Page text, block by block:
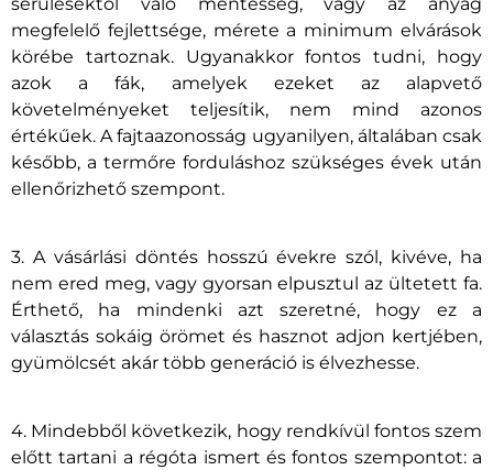
megfelelő fejlettsége, mérete a minimum elvárások
körébe tartoznak. Ugyanakkor fontos tudni, hogy
azok a fák, amelyek ezeket az alapvető
követelményeket teljesítik, nem mind azonos
értékűek. A fajtaazonosság ugyanilyen, általában csak
később, a termőre forduláshoz szükséges évek után
ellenőrizhető szempont.
3. A vásárlási döntés hosszú évekre szól, kivéve, ha
nem ered meg, vagy gyorsan elpusztul az ültetett fa.
Érthető, ha mindenki azt szeretné, hogy ez a
választás sokáig örömet és hasznot adjon kertjében,
gyümölcsét akár több generáció is élvezhesse.
4. Mindebből következik, hogy rendkívül fontos szem
előtt tartani a régóta ismert és fontos szempontot: a